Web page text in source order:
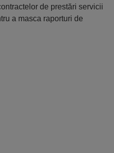
de prestări servicii
a masca raporturi de